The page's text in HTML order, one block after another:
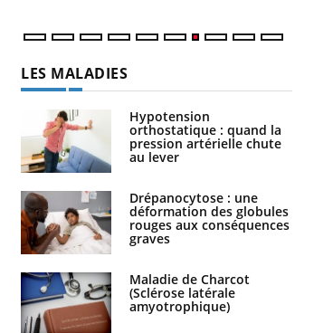
LES MALADIES
Hypotension
orthostatique : quand la
pression artérielle chute
au lever
Drépanocytose : une
déformation des globules
rouges aux conséquences
graves
Maladie de Charcot
(Sclérose latérale
amyotrophique)